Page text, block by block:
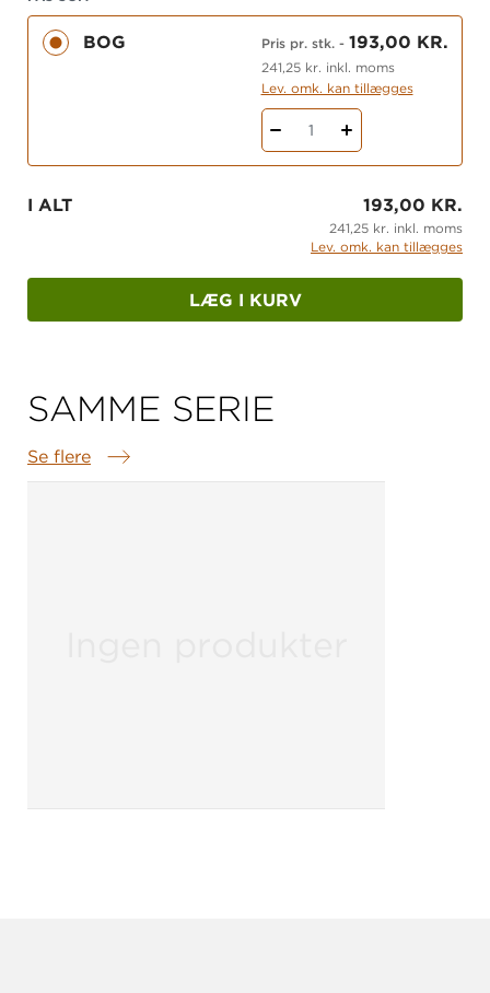
andet gear, er gået ombord på skibet.
Det er ikke noget rart syn, der venter de to børn
på det øde skib. Alt er slimet, der er spor af blod
og på en dør, står der en advarsel mod at
fortsætte. Desværre har de ikke noget valg. De må
Find gratis læseforståelsesopgaver med facit
under fanen ”Ekstramaterialer” nedenfor.
BOG Pris pr. stk.- 193,00 KR.
241,25 kr. inkl. moms
Lev. omk. kan tillægges
1
I ALT 193,00 KR.
241,25 kr. inkl. moms
Lev. omk. kan tillægges
LÆG I KURV
SAMME SERIE
Se flere
Samme serie